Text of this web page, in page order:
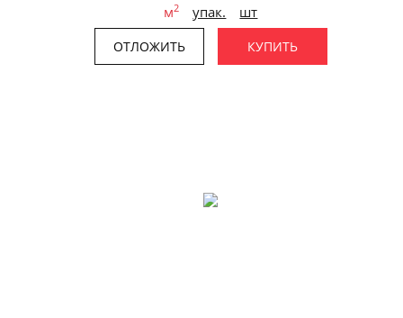
м2 упак. шт
ОТЛОЖИТЬ КУПИТЬ